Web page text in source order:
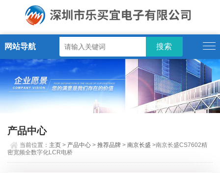
网站导航
产品中心
当前位置： 主页 > 产品中心 >推荐品牌 >南京长盛 >南京长盛CS7602精
密宽频全数字化LCR电桥